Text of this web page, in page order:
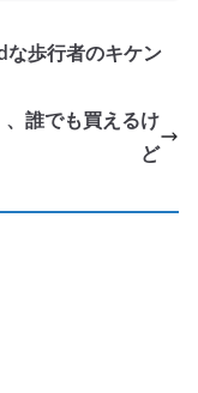
な歩行者のキケン
誰でも買えるけ
ど